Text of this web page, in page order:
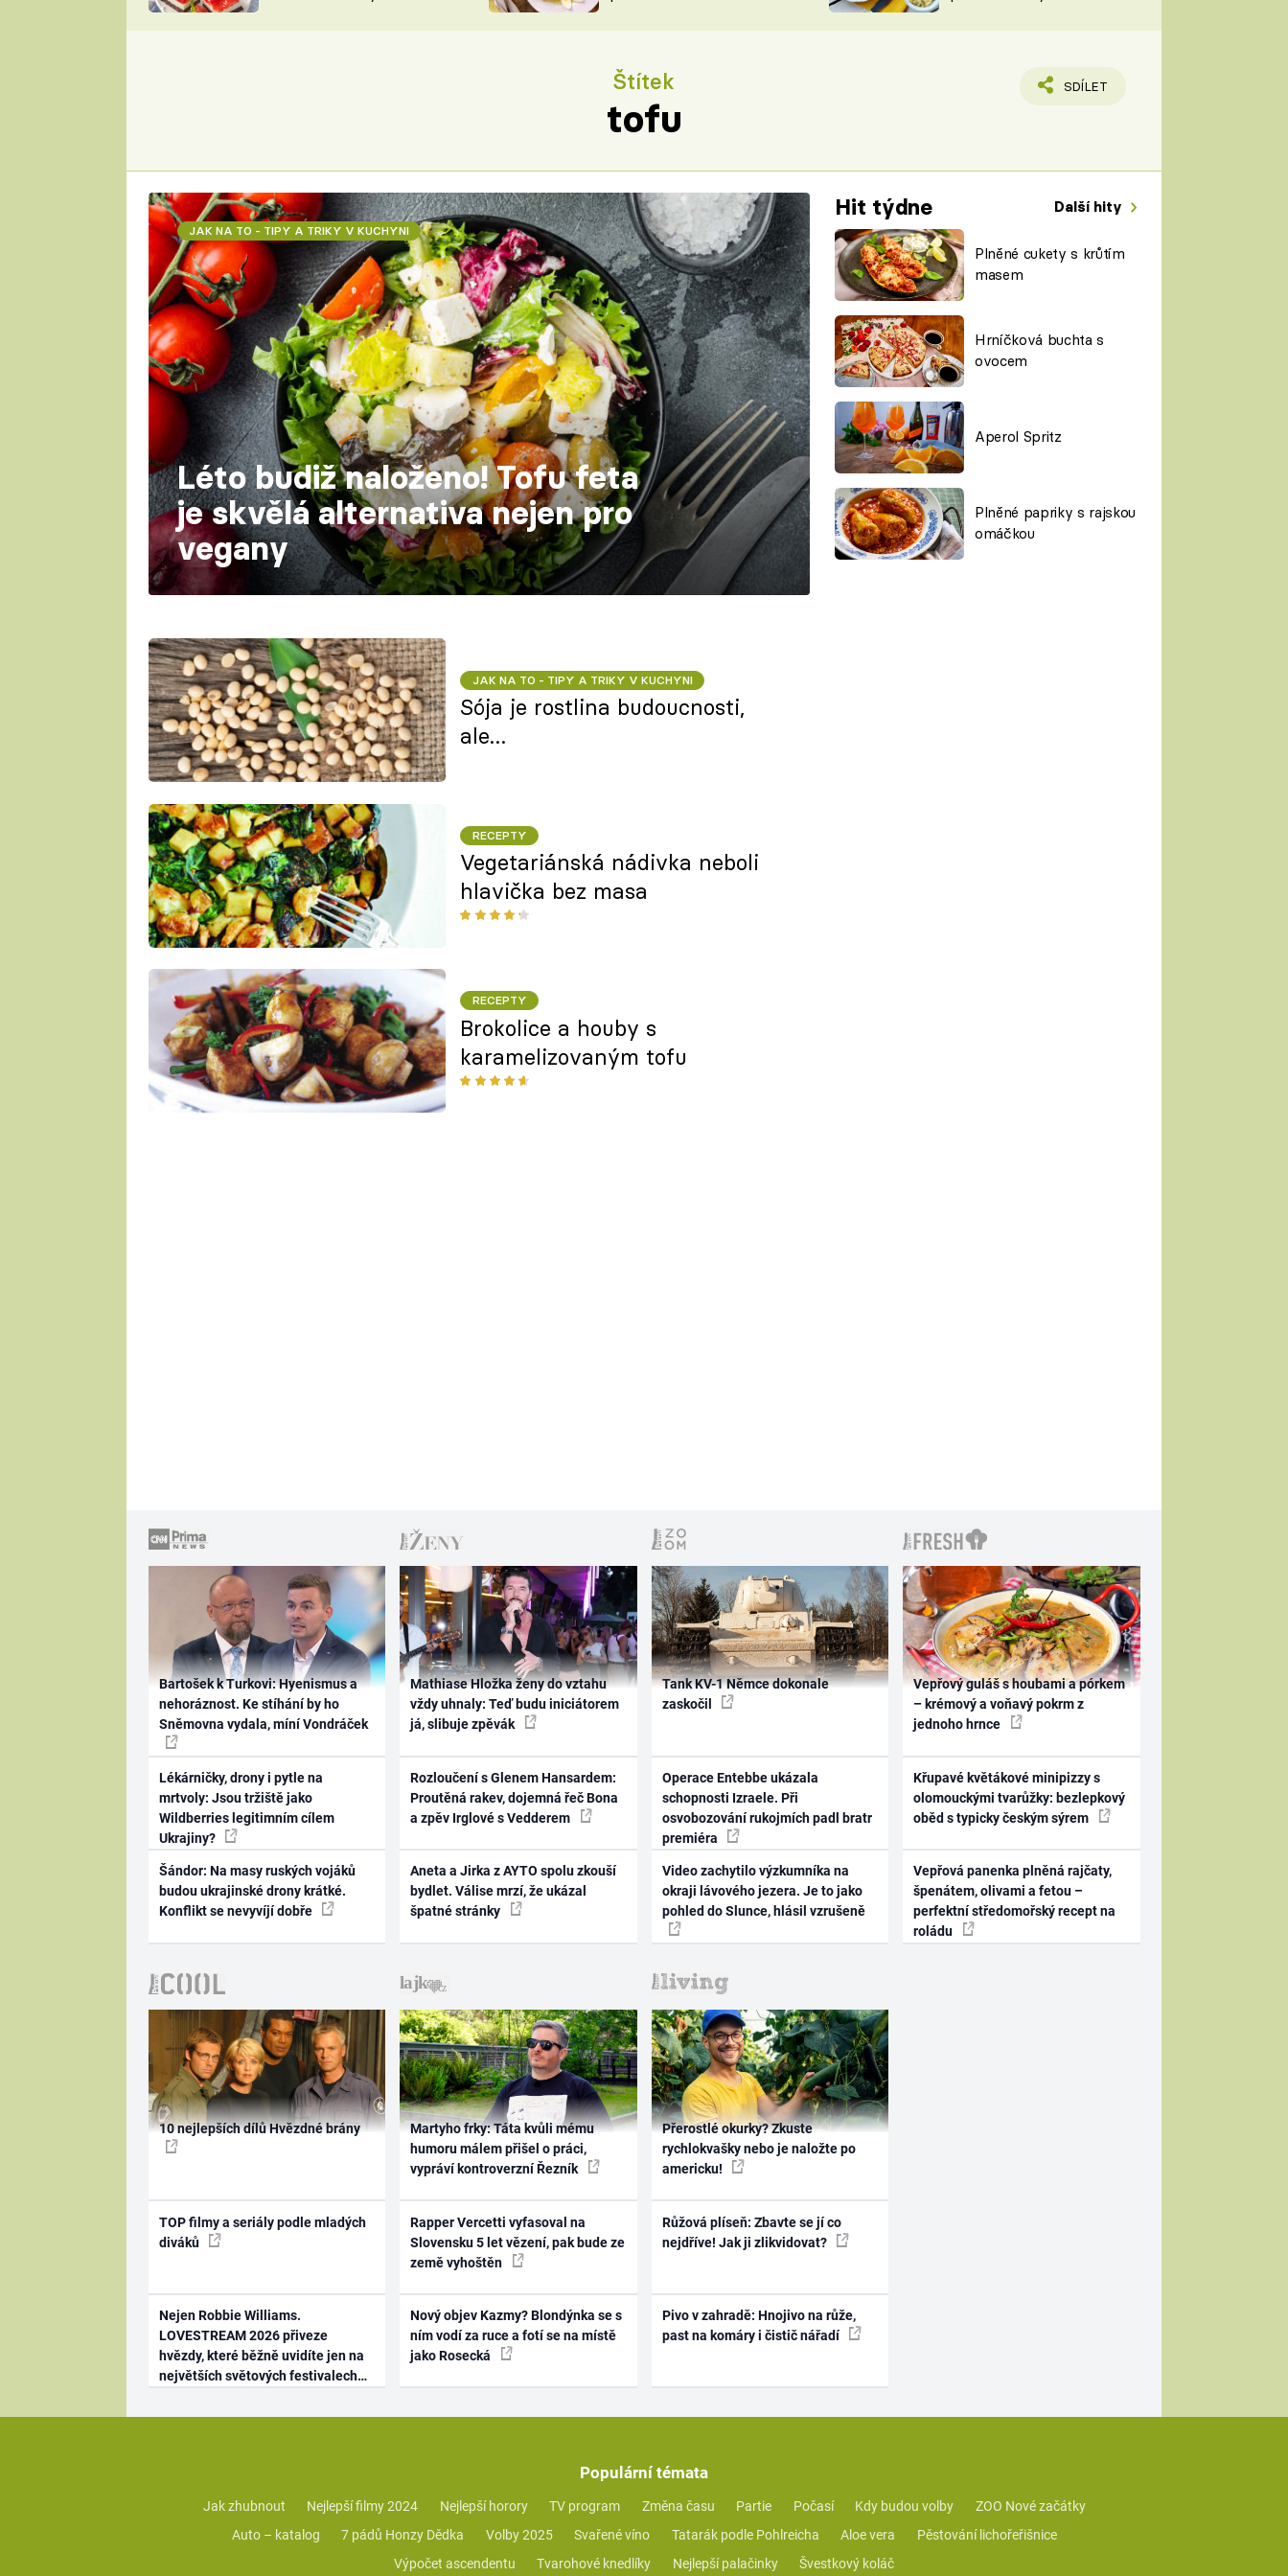
NA NÁKUPECH
ŠÉFREDAKTORKY
Štítek
tofu
SDÍLET
Hit týdne Další hity
Plněné cukety s krůtím
masem
Hrníčková buchta s
ovocem
Aperol Spritz
Plněné papriky s rajskou
omáčkou
JAK NA TO - TIPY A TRIKY V KUCHYNI
Léto budiž naloženo! Tofu feta
je skvělá alternativa nejen pro
vegany
JAK NA TO - TIPY A TRIKY V KUCHYNI
Sója je rostlina budoucnosti,
ale…
RECEPTY
Vegetariánská nádivka neboli
hlavička bez masa
RECEPTY
Brokolice a houby s
karamelizovaným tofu
Bartošek k Turkovi: Hyenismus a
nehoráznost. Ke stíhání by ho
Sněmovna vydala, míní Vondráček
Lékárničky, drony i pytle na
mrtvoly: Jsou tržiště jako
Wildberries legitimním cílem
Ukrajiny?
Šándor: Na masy ruských vojáků
budou ukrajinské drony krátké.
Konflikt se nevyvíjí dobře
Mathiase Hložka ženy do vztahu
vždy uhnaly: Teď budu iniciátorem
já, slibuje zpěvák
Rozloučení s Glenem Hansardem:
Proutěná rakev, dojemná řeč Bona
a zpěv Irglové s Vedderem
Aneta a Jirka z AYTO spolu zkouší
bydlet. Válise mrzí, že ukázal
špatné stránky
Tank KV-1 Němce dokonale
zaskočil
Operace Entebbe ukázala
schopnosti Izraele. Při
osvobozování rukojmích padl bratr
premiéra
Video zachytilo výzkumníka na
okraji lávového jezera. Je to jako
pohled do Slunce, hlásil vzrušeně
Vepřový guláš s houbami a pórkem
– krémový a voňavý pokrm z
jednoho hrnce
Křupavé květákové minipizzy s
olomouckými tvarůžky: bezlepkový
oběd s typicky českým sýrem
Vepřová panenka plněná rajčaty,
špenátem, olivami a fetou –
perfektní středomořský recept na
roládu
10 nejlepších dílů Hvězdné brány
TOP filmy a seriály podle mladých
diváků
Nejen Robbie Williams.
LOVESTREAM 2026 přiveze
hvězdy, které běžně uvidíte jen na
největších světových festivalech
Martyho frky: Táta kvůli mému
humoru málem přišel o práci,
vypráví kontroverzní Řezník
Rapper Vercetti vyfasoval na
Slovensku 5 let vězení, pak bude ze
země vyhoštěn
Nový objev Kazmy? Blondýnka se s
ním vodí za ruce a fotí se na místě
jako Rosecká
Přerostlé okurky? Zkuste
rychlokvašky nebo je naložte po
americku!
Růžová plíseň: Zbavte se jí co
nejdříve! Jak ji zlikvidovat?
Pivo v zahradě: Hnojivo na růže,
past na komáry i čistič nářadí
Populární témata
Jak zhubnout Nejlepší filmy 2024 Nejlepší horory TV program Změna času Partie Počasí Kdy budou volby
ZOO Nové začátky
Auto – katalog
7 pádů Honzy Dědka Volby 2025 Svařené víno Tatarák podle Pohlreicha Aloe vera
Pěstování lichořeřišnice
Výpočet ascendentu
Tvarohové knedlíky Nejlepší palačinky Švestkový koláč